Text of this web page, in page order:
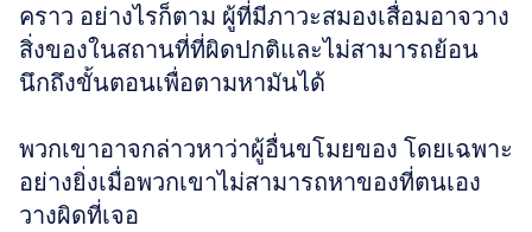
คราว อย่างไรก็ตาม ผู้ที่มีภาวะสมองเสื่อมอาจวาง
สิ่งของในสถานที่ที่ผิดปกติและไม่สามารถย้อน
นึกถึงขั้นตอนเพื่อตามหามันได้
พวกเขาอาจกล่าวหาว่าผู้อื่นขโมยของ โดยเฉพาะ
อย่างยิ่งเมื่อพวกเขาไม่สามารถหาของที่ตนเอง
วางผิดที่เจอ